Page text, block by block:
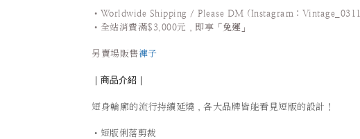
•Worldwide Shipping / Please DM (Instagram：Vintage_0311
• 全站消費滿$3,000元，即享「免運 」
另賣場販售褲子
｜商品介紹｜
短身輪廓的流行持續延燒 各大品牌皆能看見短版的設計！
•短版俐落剪裁